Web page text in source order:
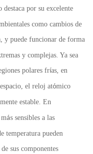
destaca por su excelente
como cambios de
y puede funcionar de forma
y complejas. Ya sea
polares frías, en
el reloj atómico
estable. En
más sensibles a las
temperatura pueden
sus componentes